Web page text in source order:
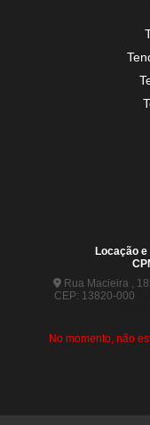
Locação e
Rua Macieira ,
CEP: 13820-000
No momento, não